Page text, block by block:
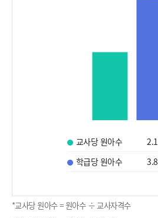
교사당 원아수 2.1
학급당 원아수
3.8
*교사당 원아수 = 원아수 ÷ 교사자격수